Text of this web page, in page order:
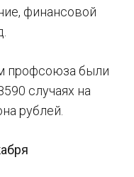
финансовой
профсоюза были
случаях на
рублей.